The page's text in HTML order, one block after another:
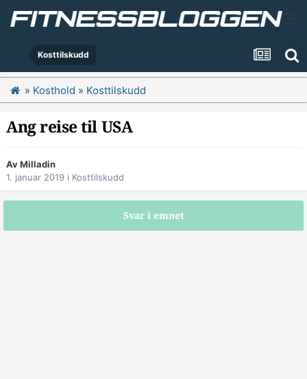
Kosttilskudd
» Kosthold » Kosttilskudd
Ang reise til USA
AvMilladin
1. januar 2019 i Kosttilskudd
Svar i emnet